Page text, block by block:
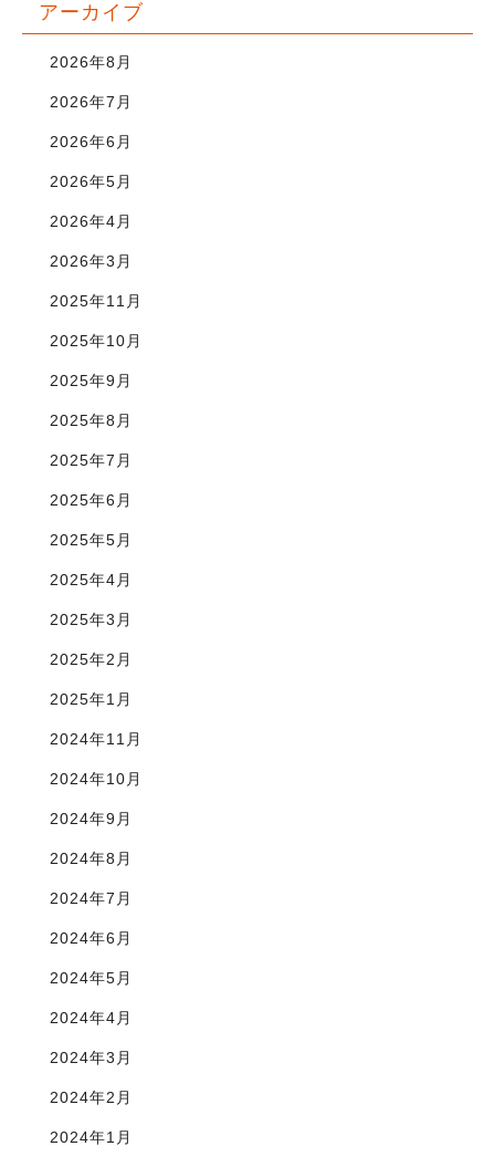
アーカイブ
2026年8月
2026年7月
2026年6月
2026年5月
2026年4月
2026年3月
2025年11月
2025年10月
2025年9月
2025年8月
2025年7月
2025年6月
2025年5月
2025年4月
2025年3月
2025年2月
2025年1月
2024年11月
2024年10月
2024年9月
2024年8月
2024年7月
2024年6月
2024年5月
2024年4月
2024年3月
2024年2月
2024年1月